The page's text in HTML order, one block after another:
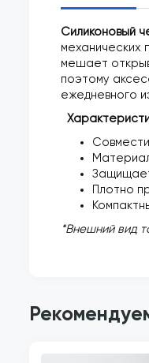
Силиконовый
механических
мешает
поэтому
ежедневного
Плотно
*Внешний вид